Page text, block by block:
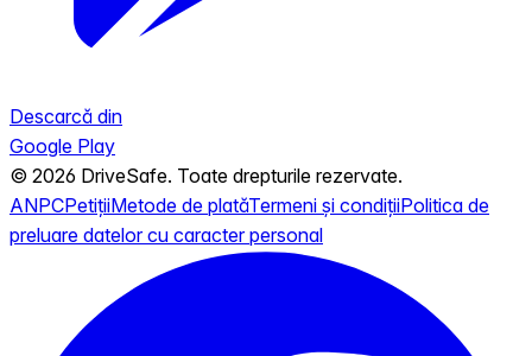
Descarcă din
Google Play
© 2026 DriveSafe. Toate drepturile rezervate.
ANPCPetițiiMetode de platăTermeni și condițiiPolitica de
preluare datelor cu caracter personal